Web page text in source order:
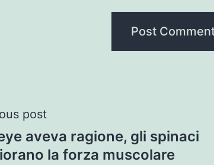
post
aveva ragione, gli spinaci
la forza muscolare